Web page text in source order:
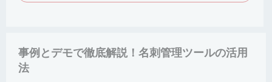
事例とデモで徹底解説！名刺管理ツールの活用
法